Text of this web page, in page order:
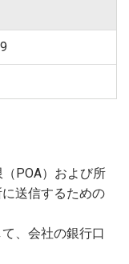
POA）および所
送信するための
、会社の銀行口